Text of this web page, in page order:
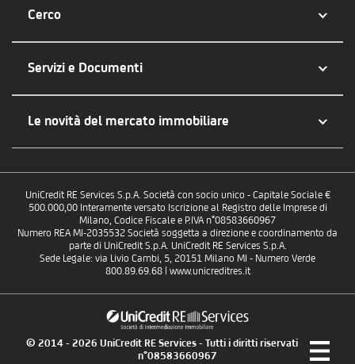
Cerco
Servizi e Documenti
Le novità del mercato immobiliare
UniCredit RE Services S.p.A. Società con socio unico - Capitale Sociale €
500.000,00 Interamente versato Iscrizione al Registro delle Imprese di
Milano, Codice Fiscale e P.IVA n°08583660967
Numero REA MI-2035532 Società soggetta a direzione e coordinamento da
parte di UniCredit S.p.A. UniCredit RE Services S.p.A.
Sede Legale: via Livio Cambi, 5, 20151 Milano MI - Numero Verde
800.89.69.68 | www.unicreditres.it
© 2014 - 2026 UniCredit RE Services - Tutti i diritti riservati - P.IVA
n°08583660967